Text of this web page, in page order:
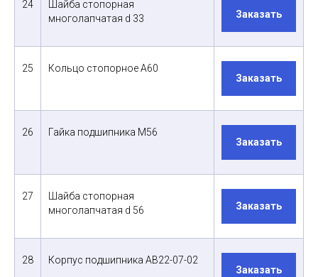
24
Шайба стопорная
многолапчатая d 33
Заказать
25
Кольцо стопорное А60
Заказать
26
Гайка подшипника М56
Заказать
27
Шайба стопорная
многолапчатая d 56
Заказать
28
Корпус подшипника АВ22-07-02
Заказать